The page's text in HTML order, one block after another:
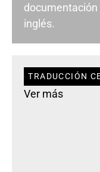
documentación
inglés.
TRADUCCIÓN
Ver más